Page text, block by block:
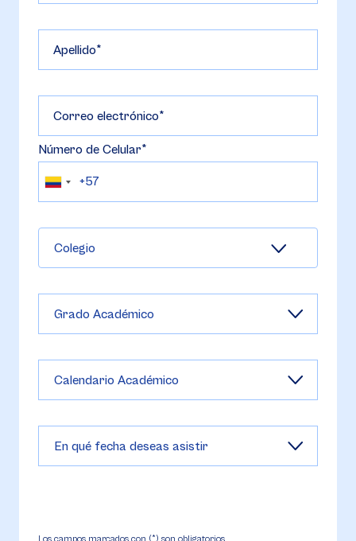
Apellido
Correo electrónico
Número de Celular
Colegio